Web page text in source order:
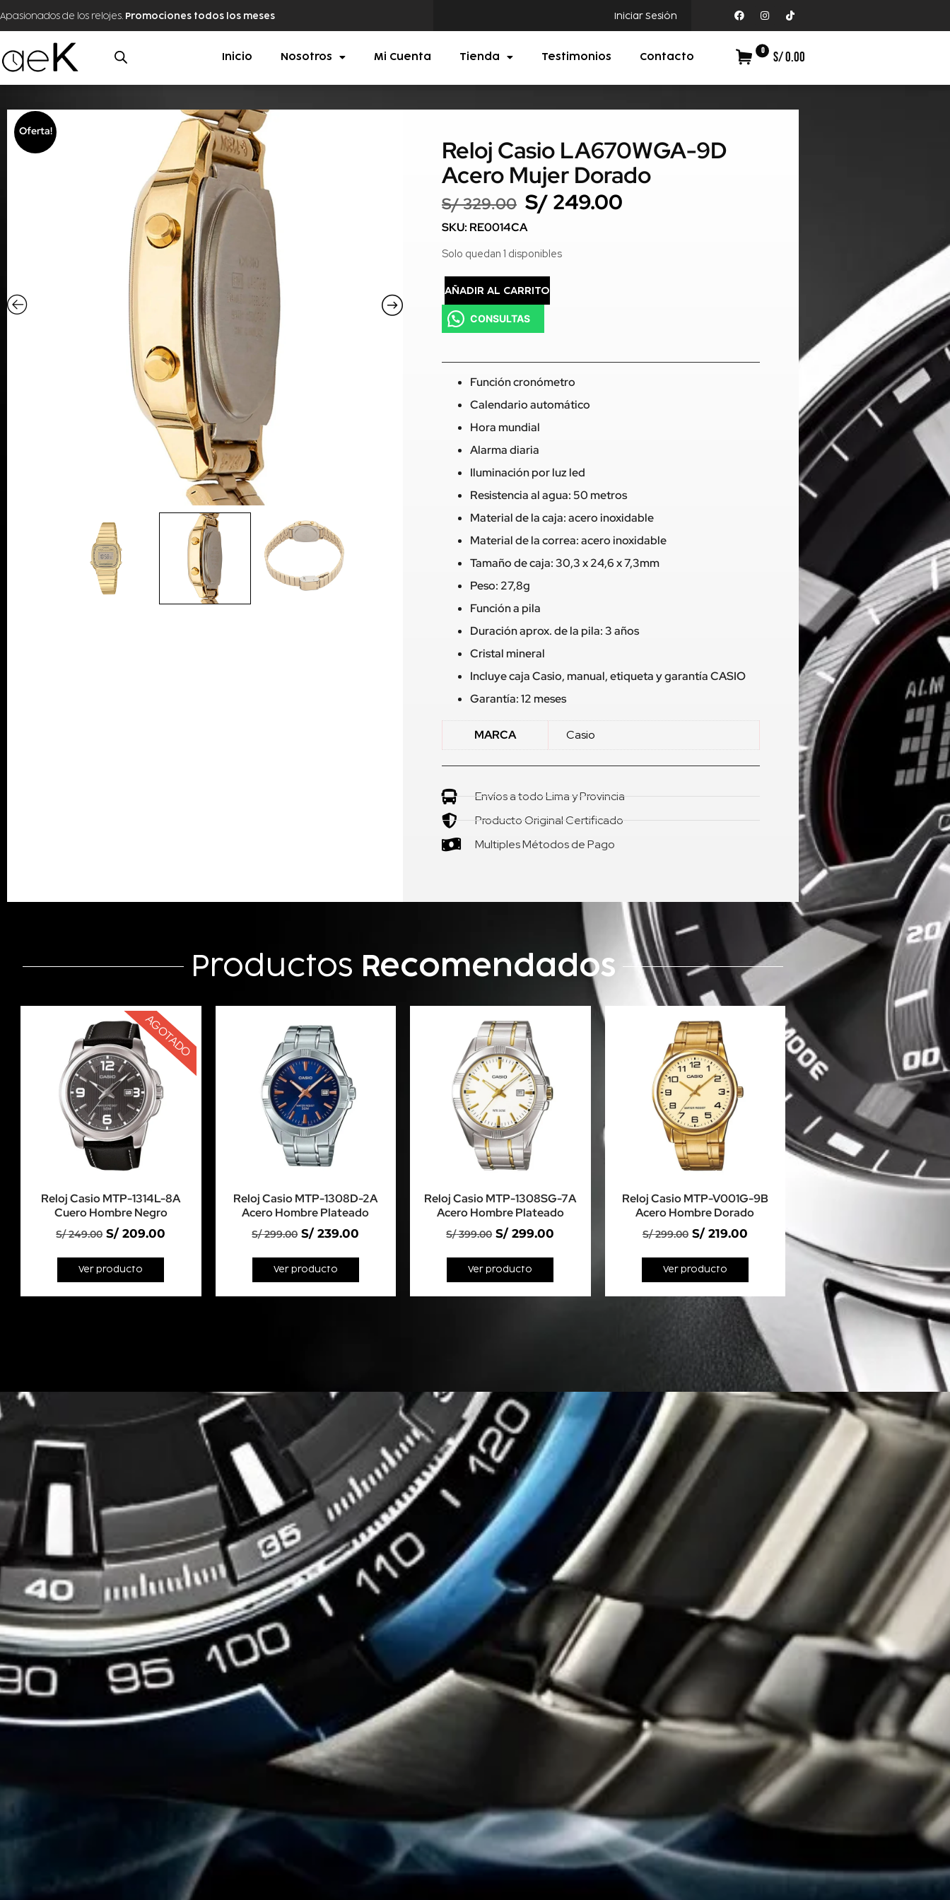
Apasionados de los relojes. Promociones todos los meses Iniciar Sesión
Inicio Nosotros Mi Cuenta Tienda Testimonios Contacto
0 S/ 0.00
Oferta!
Reloj Casio LA670WGA-9D
Acero Mujer Dorado
S/329.00 S/ 249.00
SKU: RE0014CA
Solo quedan 1 disponibles
AÑADIR AL CARRITO
CONSULTAS
Función cronómetro
Calendario automático
Hora mundial
Alarma diaria
Iluminación por luz led
Resistencia al agua: 50 metros
Material de la caja: acero inoxidable
Material de la correa: acero inoxidable
Tamaño de caja: 30,3 x 24,6 x 7,3mm
Peso: 27,8g
Función a pila
Duración aprox. de la pila: 3 años
Cristal mineral
Incluye caja Casio, manual, etiqueta y garantía CASIO
Garantía: 12 meses
MARCA Casio
Envíos a todo Lima y Provincia
Producto Original Certificado
Multiples Métodos de Pago
Productos Recomendados
AGOTADO
Reloj Casio MTP-1314L-8A
Cuero Hombre Negro
S/249.00 S/ 209.00
Ver producto
Reloj Casio MTP-1308D-2A
Acero Hombre Plateado
S/299.00 S/ 239.00
Ver producto
Reloj Casio MTP-1308SG-7A
Acero Hombre Plateado
S/399.00 S/ 299.00
Ver producto
Reloj Casio MTP-V001G-9B
Acero Hombre Dorado
S/299.00 S/219.00
Ver producto